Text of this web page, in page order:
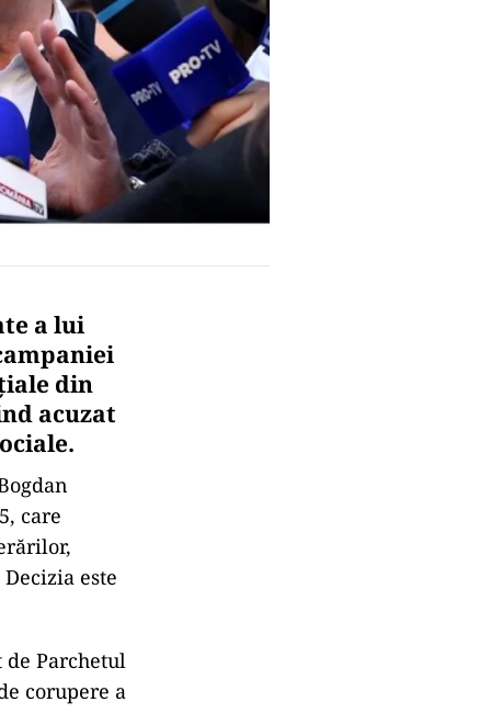
a lui
din
acuzat
care
este
Parchetul
corupere a